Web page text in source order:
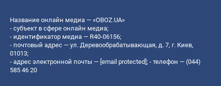
Название онлайн медиа — «OBOZ.UA»
- субъект в сфере онлайн медиа;
- идентификатор медиа — R40-06156;
- почтовый адрес — ул. Деревообрабатывающая, д. 7, г. Киев,
01013;
- адрес электронной почты — [email protected] ; - телефон — (044)
585 46 20